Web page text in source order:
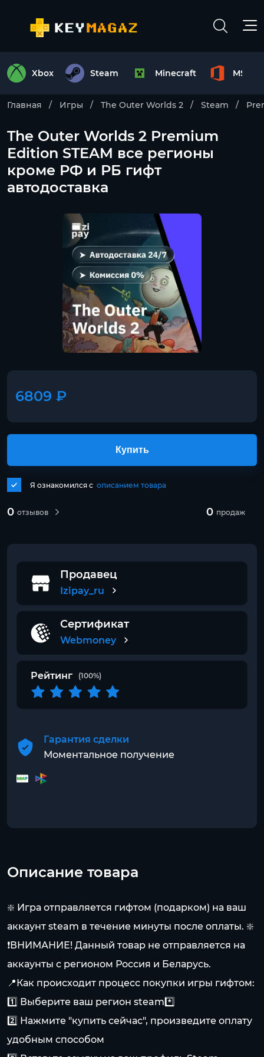
Xbox Steam Minecraft MS
Главная Игры The Outer Worlds 2 Steam
The Outer Worlds 2 Premium
Edition STEAM все регионы
кроме РФ и РБ гифт
автодоставка
6809 ₽
0 отзывов 0 продаж
Я ознакомился с описанием товара
Купить
Продавец
Izipay_ru
Сертификат
Webmoney
Рейтинг (100%)
Гарантия сделки
Моментальное получение
Описание товара
❇️ Игра отправляется гифтом (подарком) на ваш
аккаунт steam в течение минуты после оплаты. ❇️
❗ВНИМАНИЕ! Данный товар не отправляется на
аккаунты с регионом Россия и Беларусь.
📍Как происходит процесс покупки игры гифтом:
1️⃣ Выберите ваш регион steam*️⃣
2️⃣ Нажмите "купить сейчас", произведите оплату
удобным способом